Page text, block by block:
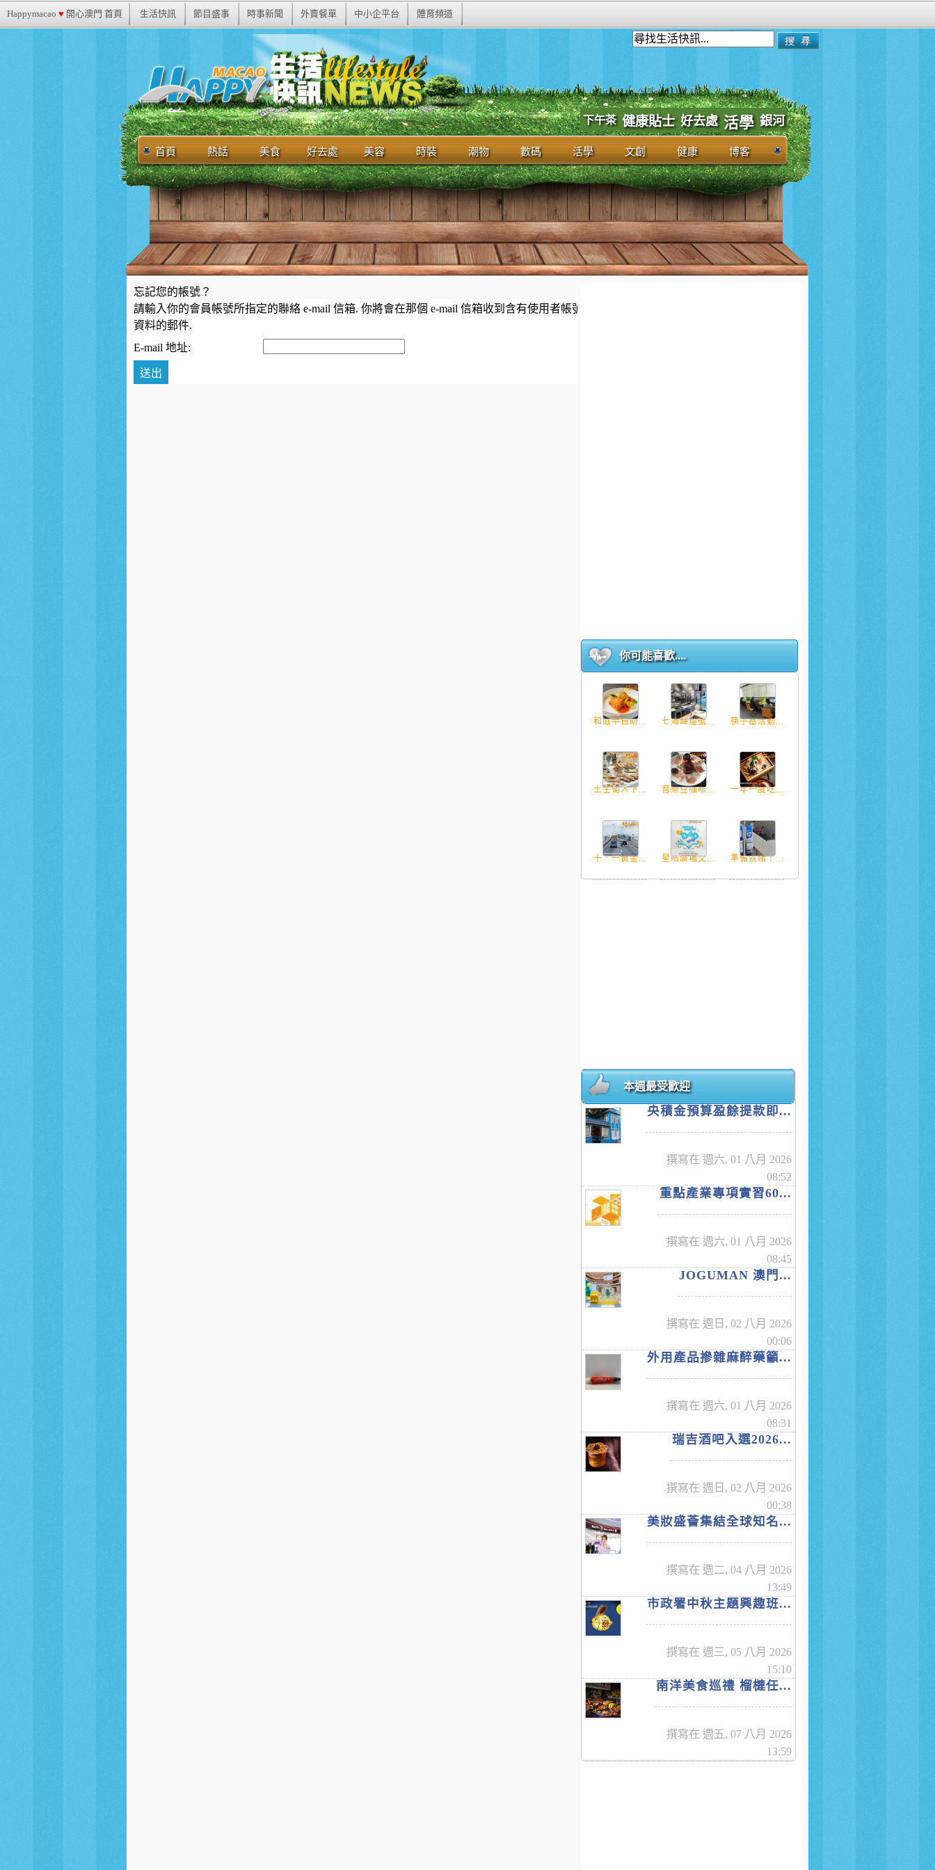
Happymacao ♥ 開心澳門 首頁 生活快訊 節目盛事 時事新聞 外賣餐單 中小企平台 體育頻道
下午茶 健康貼士 好去處 活學 銀河
首頁 熱話 美食 好去處 美容 時裝 潮物 數碼 活學 文創 健康 博客
忘記您的帳號？
請輸入你的會員帳號所指定的聯絡 e-mail 信箱. 你將會在那個 e-mail 信箱收到含有使用者帳號
資料的郵件.
E-mail 地址:
送出
你可能喜歡....
和庭半自助... 七海輝煌號... 筷子基活動...
土生葡人下... 音樂豆咖啡... 一年一度吃...
十．一黃金... 星皓廣場父... 準備就緒！...
本週最受歡迎
央積金預算盈餘提款即...
撰寫在 週六, 01 八月 2026
08:52
重點產業專項實習60...
撰寫在 週六, 01 八月 2026
08:45
JOGUMAN 澳門...
撰寫在 週日, 02 八月 2026
00:06
外用產品摻雜麻醉藥籲...
撰寫在 週六, 01 八月 2026
08:31
瑞吉酒吧入選2026...
撰寫在 週日, 02 八月 2026
00:38
美妝盛薈集結全球知名...
撰寫在 週二, 04 八月 2026
13:49
市政署中秋主題興趣班...
撰寫在 週三, 05 八月 2026
15:10
南洋美食巡禮 榴槤任...
撰寫在 週五, 07 八月 2026
13:59